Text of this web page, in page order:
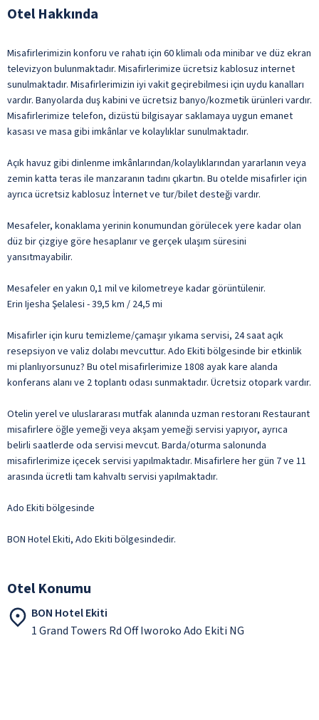
Otel Hakkında
Misafirlerimizin konforu ve rahatı için 60 klimalı oda minibar ve düz ekran
televizyon bulunmaktadır. Misafirlerimize ücretsiz kablosuz internet
sunulmaktadır. Misafirlerimizin iyi vakit geçirebilmesi için uydu kanalları
vardır. Banyolarda duş kabini ve ücretsiz banyo/kozmetik ürünleri vardır.
Misafirlerimize telefon, dizüstü bilgisayar saklamaya uygun emanet
kasası ve masa gibi imkânlar ve kolaylıklar sunulmaktadır.
Açık havuz gibi dinlenme imkânlarından/kolaylıklarından yararlanın veya
zemin katta teras ile manzaranın tadını çıkartın. Bu otelde misafirler için
ayrıca ücretsiz kablosuz İnternet ve tur/bilet desteği vardır.
Mesafeler, konaklama yerinin konumundan görülecek yere kadar olan
düz bir çizgiye göre hesaplanır ve gerçek ulaşım süresini
yansıtmayabilir.
Mesafeler en yakın 0,1 mil ve kilometreye kadar görüntülenir.
Erin Ijesha Şelalesi - 39,5 km / 24,5 mi
Misafirler için kuru temizleme/çamaşır yıkama servisi, 24 saat açık
resepsiyon ve valiz dolabı mevcuttur. Ado Ekiti bölgesinde bir etkinlik
mi planlıyorsunuz? Bu otel misafirlerimize 1808 ayak kare alanda
konferans alanı ve 2 toplantı odası sunmaktadır. Ücretsiz otopark vardır.
Otelin yerel ve uluslararası mutfak alanında uzman restoranı Restaurant
misafirlere öğle yemeği veya akşam yemeği servisi yapıyor, ayrıca
belirli saatlerde oda servisi mevcut. Barda/oturma salonunda
misafirlerimize içecek servisi yapılmaktadır. Misafirlere her gün 7 ve 11
arasında ücretli tam kahvaltı servisi yapılmaktadır.
Ado Ekiti bölgesinde
BON Hotel Ekiti, Ado Ekiti bölgesindedir.
Otel Konumu
BON Hotel Ekiti
1 Grand Towers Rd Off Iworoko Ado Ekiti NG